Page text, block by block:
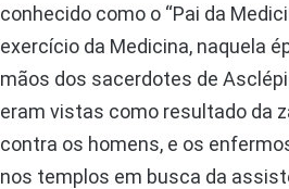
conhecido como o “Pai da
exercício da Medicina, naquela
mãos dos sacerdotes de
eram vistas como resultado da
contra os homens, e os
nos templos em busca da